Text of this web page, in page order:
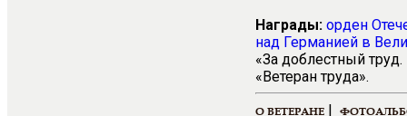
Награды: орден
над Германией в
«За доблестный
«Ветеран труда».
О ВЕТЕРАНЕ |